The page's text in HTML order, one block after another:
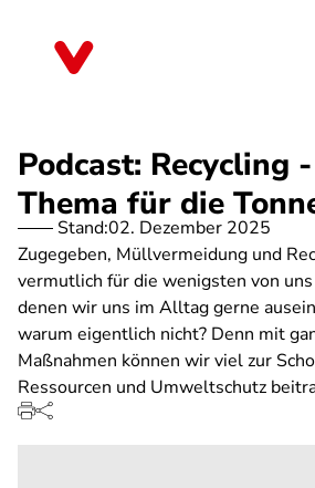
Podcast: Recycling
Thema für die
Stand:02. Dezember 2025
Zugegeben, Müllvermeidung und
vermutlich für die wenigsten von
denen wir uns im Alltag gerne
warum eigentlich nicht? Denn mit
Maßnahmen können wir viel zur
Ressourcen und Umweltschutz